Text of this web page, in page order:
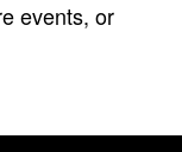
events, or